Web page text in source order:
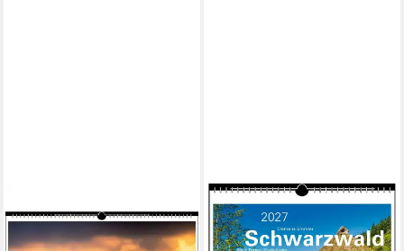
Wandkalender
Wetterstimmungen am
STADLER
Wandkalender Schwarzwald
2027